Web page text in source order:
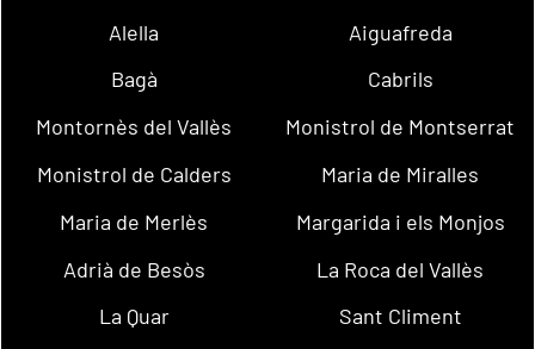
Alella
Aiguafreda
Bagà
Cabrils
Montornès del Vallès
Monistrol de Montserrat
Monistrol de Calders
Maria de Miralles
Maria de Merlès
Margarida i els Monjos
Adrià de Besòs
La Roca del Vallès
La Quar
Sant Climent